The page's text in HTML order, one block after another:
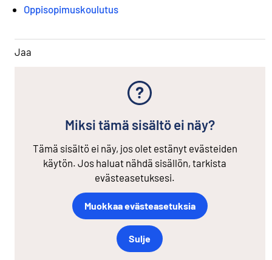
Oppisopimuskoulutus
Jaa
Miksi tämä sisältö ei näy?
Tämä sisältö ei näy, jos olet estänyt evästeiden
käytön. Jos haluat nähdä sisällön, tarkista
evästeasetuksesi.
Muokkaa evästeasetuksia
Sulje